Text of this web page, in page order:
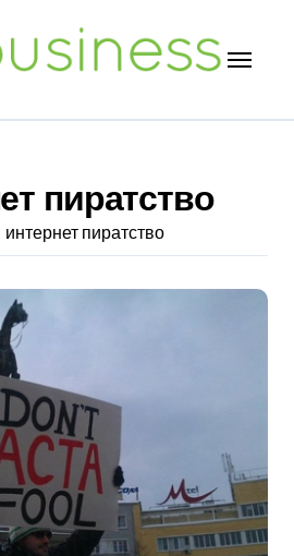
пиратство
интернет пиратство